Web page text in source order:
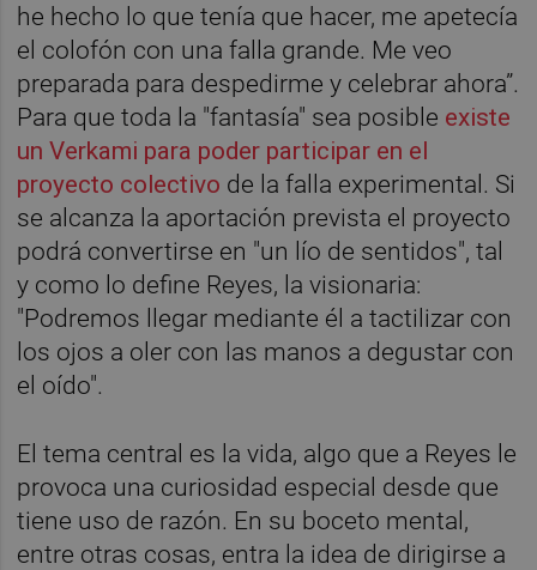
he hecho lo que tenía que hacer, me apetecía
el colofón con una falla grande. Me veo
preparada para despedirme y celebrar ahora”.
Para que toda la "fantasía" sea posible existe
un Verkami para poder participar en el
proyecto colectivo de la falla experimental. Si
se alcanza la aportación prevista el proyecto
podrá convertirse en "un lío de sentidos", tal
y como lo define Reyes, la visionaria:
"Podremos llegar mediante él a tactilizar con
los ojos a oler con las manos a degustar con
el oído".
El tema central es la vida, algo que a Reyes le
provoca una curiosidad especial desde que
tiene uso de razón. En su boceto mental,
entre otras cosas, entra la idea de dirigirse a